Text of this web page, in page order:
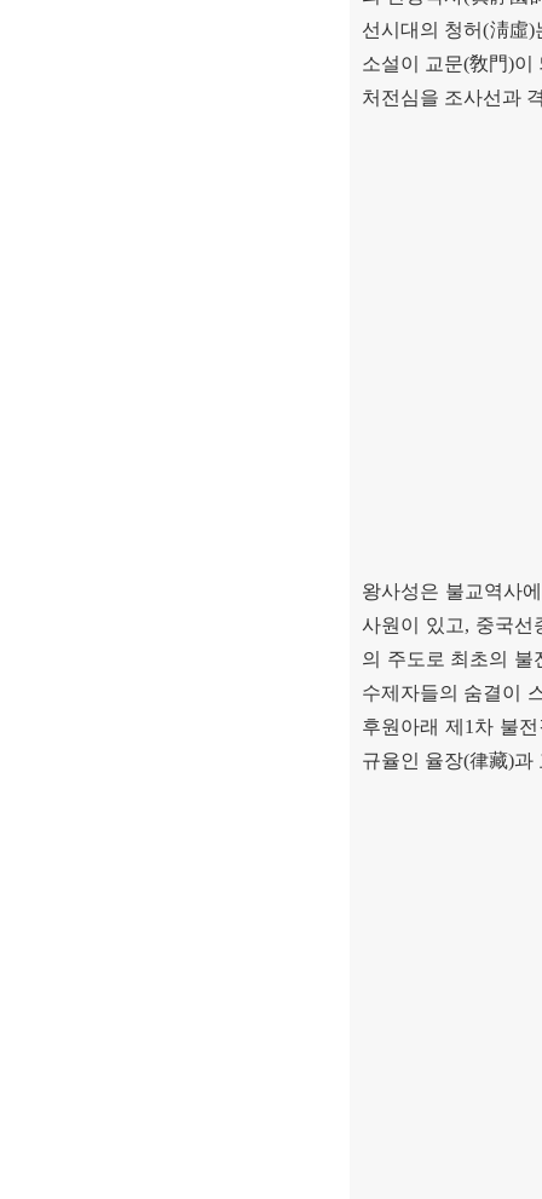
선시대의 청허(淸虛)
소설이 교문(敎門)이
처전심을 조사선과
왕사성은 불교역사
사원이 있고, 중국선
의 주도로 최초의 불
수제자들의 숨결이
후원아래 제 1 차 불
규율인 율장(律藏)과